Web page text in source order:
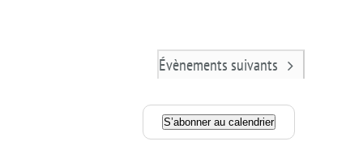
Évènements suivants
S’abonner au calendrier